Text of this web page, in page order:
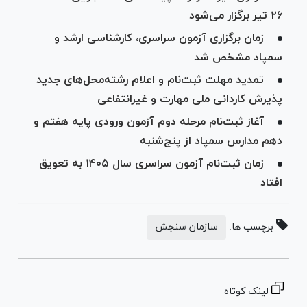
۲۶ تیر برگزار می‌شود
زمان برگزاری آزمون سراسری، کارشناسی ارشد و
سمپاد مشخص شد
تمدید مهلت ثبت‌نام و اعلام رشته‌محل‌های جدید
پذیرش کاردانی ملی مهارت و غیرانتفاعی‌
آغاز ثبت‌نام مرحله دوم آزمون ورودی پایه هفتم و
دهم مدارس سمپاد از پنج‌شنبه
زمان ثبت‌نام آزمون سراسری سال ۱۴۰۵ به تعویق
افتاد
برچسب ها: سازمان سنجش
لینک کوتاه